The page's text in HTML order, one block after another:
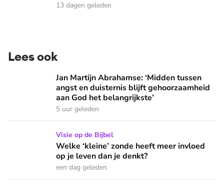
13 dagen geleden
Lees ook
Jan Martijn Abrahamse: ‘Midden tussen angst en
Jan Martijn Abrahamse: ‘Midden tussen
angst en duisternis blijft gehoorzaamheid
aan God het belangrijkste’
5 uur geleden
Welke ‘kleine’ zonde heeft meer invloed op je leven dan je
Visie op de Bijbel
Welke ‘kleine’ zonde heeft meer invloed
op je leven dan je denkt?
een dag geleden